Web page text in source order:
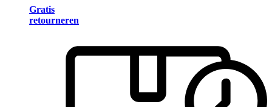
Gratis
retourneren